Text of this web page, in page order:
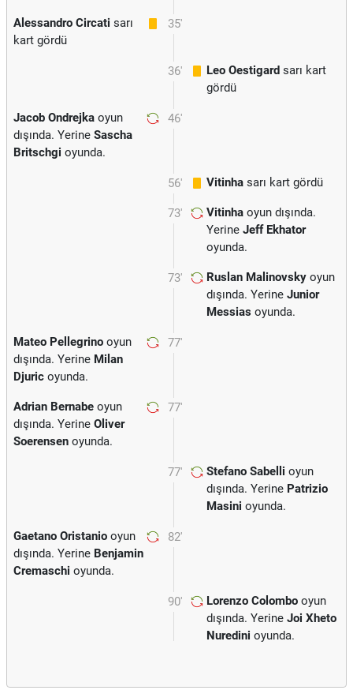
35'
Alessandro Circati sarı
kart gördü
36' Leo Oestigard sarı kart
gördü
46'
Jacob Ondrejka oyun
dışında. Yerine Sascha
Britschgi oyunda.
56' Vitinha sarı kart gördü
73' Vitinha oyun dışında.
Yerine Jeff Ekhator
oyunda.
73' Ruslan Malinovsky oyun
dışında. Yerine Junior
Messias oyunda.
77'
Mateo Pellegrino oyun
dışında. Yerine Milan
Djuric oyunda.
77'
Adrian Bernabe oyun
dışında. Yerine Oliver
Soerensen oyunda.
77' Stefano Sabelli oyun
dışında. Yerine Patrizio
Masini oyunda.
82'
Gaetano Oristanio oyun
dışında. Yerine Benjamin
Cremaschi oyunda.
90' Lorenzo Colombo oyun
dışında. Yerine Joi Xheto
Nuredini oyunda.